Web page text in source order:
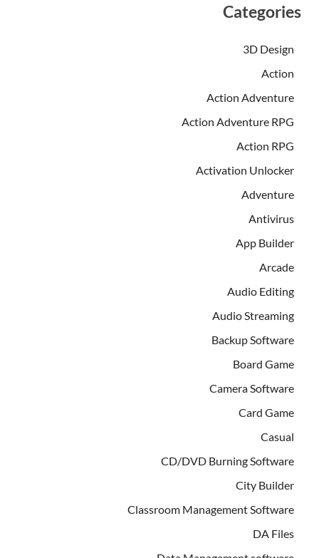
Categories
3D Design
Action
Action Adventure
Action Adventure RPG
Action RPG
Activation Unlocker
Adventure
Antivirus
App Builder
Arcade
Audio Editing
Audio Streaming
Backup Software
Board Game
Camera Software
Card Game
Casual
CD/DVD Burning Software
City Builder
Classroom Management Software
DA Files